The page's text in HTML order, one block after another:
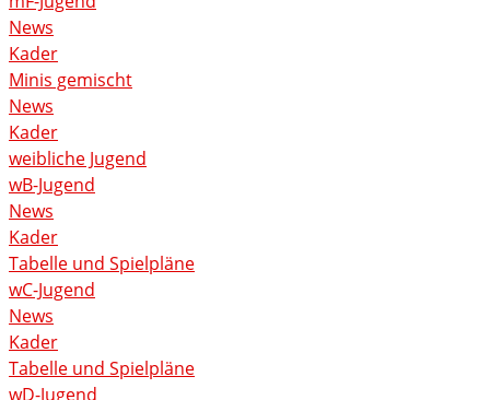
News
Kader
Minis gemischt
News
Kader
weibliche Jugend
wB-Jugend
News
Kader
Tabelle und Spielpläne
wC-Jugend
News
Kader
Tabelle und Spielpläne
wD-Jugend